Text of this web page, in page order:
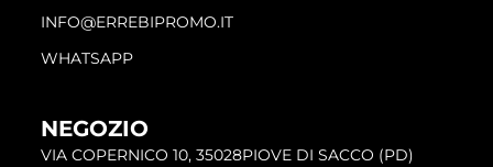
INFO@ERREBIPROMO.IT
WHATSAPP
NEGOZIO
VIA COPERNICO 10, 35028PIOVE DI SACCO (PD)